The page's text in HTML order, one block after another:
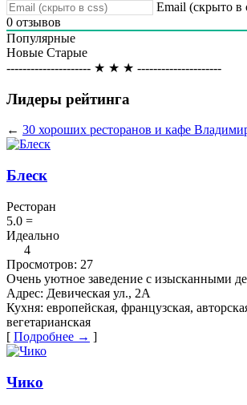
Email (скрыто в
0 отзывов
Популярные
Новые Старые
--------------------- ★ ★ ★ ---------------------
Лидеры рейтинга
← 30 хороших ресторанов и кафе
Блеск
Ресторан
5.0 =
Идеально
4
Просмотров: 27
Очень уютное заведение с изысканными
Адрес: Девическая ул., 2А
Кухня: европейская, французская,
вегетарианская
[ Подробнее → ]
Чико